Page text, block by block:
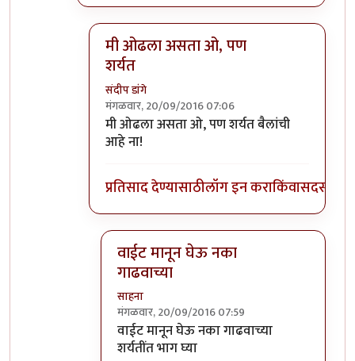
मी ओढला असता ओ, पण
शर्यत
संदीप डांगे
मंगळवार, 20/09/2016 07:06
In reply toइतके चांगले बैल इथे तुम्हाला
मी ओढला असता ओ, पण शर्यत बैलांची
आहे ना!
प्रतिसाद देण्यासाठीलॉग इन कराकिंवासदस्य व्हा
वाईट मानून घेऊ नका
गाढवाच्या
साहना
मंगळवार, 20/09/2016 07:59
In reply toमी ओढला असता ओ, पण शर्यत
वाईट मानून घेऊ नका गाढवाच्या
शर्यतींत भाग घ्या